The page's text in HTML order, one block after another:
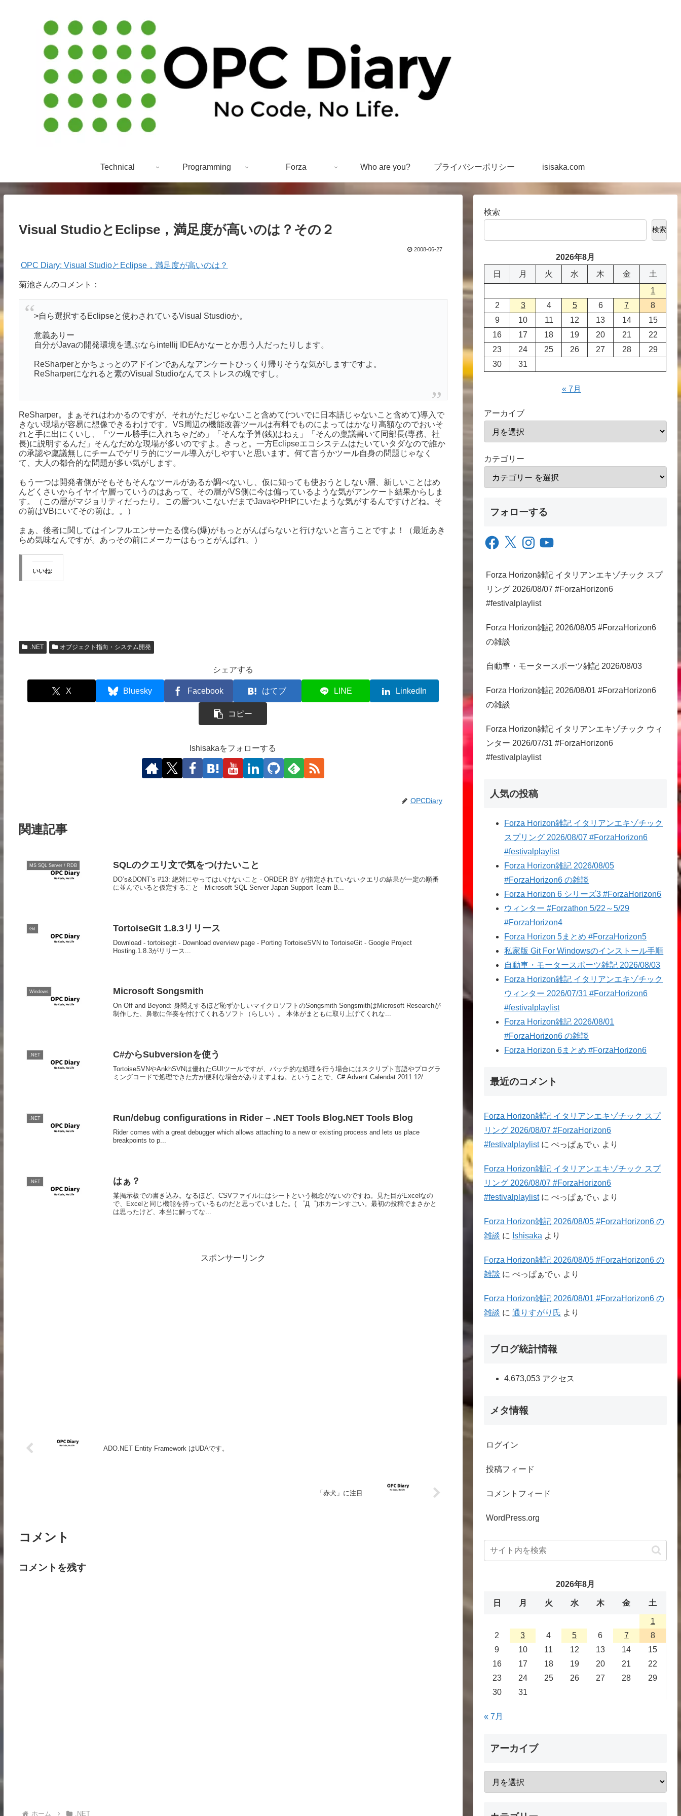
Technical Programming Forza Who are you? プライバシーポリシー isisaka.com
Visual StudioとEclipse，満足度が高いのは？その２
2008-06-27
OPC Diary: Visual StudioとEclipse，満足度が高いのは？
菊池さんのコメント：
>自ら選択するEclipseと使わされているVisual Stusdioか。
意義ありー
自分がJavaの開発環境を選ぶならintellij IDEAかなーとか思う人だったりします。
ReSharperとかちょっとのアドインであんなアンケートひっくり帰りそうな気がしますですよ。
ReSharperになれると素のVisual Studioなんてストレスの塊ですし。
ReSharper。まぁそれはわかるのですが、それがただじゃないこと含めて(ついでに日本語じゃないこと含めて)導入で
きない現場が容易に想像できるわけです。VS周辺の機能改善ツールは有料でものによってはかなり高額なのでおいそ
れと手に出にくいし、「ツール勝手に入れちゃだめ」「そんな予算(銭)はねぇ」「そんの稟議書いて同部長(専務、社
長)に説明するんだ」そんなだめな現場が多いのですよ。きっと。一方Eclipseエコシステムはたいていタダなので誰か
の承認や稟議無しにチームでゲリラ的にツール導入がしやすいと思います。何て言うかツール自身の問題じゃなく
て、大人の都合的な問題が多い気がします。
もう一つは開発者側がそもそもそんなツールがあるか調べないし、仮に知っても使おうとしない層、新しいことはめ
んどくさいからイヤイヤ層っていうのはあって、その層がVS側に今は偏っているような気がアンケート結果からしま
す。（この層がマジョリティだったり。この層ついこないだまでJavaやPHPにいたような気がするんですけどね。そ
の前はVBにいてその前は。。）
まぁ、後者に関してはインフルエンサーたる僕ら(爆)がもっとがんばらないと行けないと言うことですよ！（最近あき
らめ気味なんですが。あっその前にメーカーはもっとがんばれ。）
いいね:
.NET オブジェクト指向・システム開発
シェアする
X Bluesky Facebook はてブ LINE LinkedIn
コピー
Ishisakaをフォローする
OPCDiary
関連記事
MS SQL Server / RDB SQLのクエリ文で気をつけたいこと
DO’s&DONT’s #13: 絶対にやってはいけないこと - ORDER BY が指定されていないクエリの結果が一定の順番
に並んでいると仮定すること - Microsoft SQL Server Japan Support Team B...
Git TortoiseGit 1.8.3リリース
Download - tortoisegit - Download overview page - Porting TortoiseSVN to TortoiseGit - Google Project
Hosting.1.8.3がリリース...
Windows Microsoft Songsmith
On Off and Beyond: 身悶えするほど恥ずかしいマイクロソフトのSongsmith SongsmithはMicrosoft Researchが
制作した、鼻歌に伴奏を付けてくれるソフト（らしい）。 本体がまともに取り上げてくれな...
.NET C#からSubversionを使う
TortoiseSVNやAnkhSVNは優れたGUIツールですが、バッチ的な処理を行う場合にはスクリプト言語やプログラ
ミングコードで処理できた方が便利な場合がありますよね。ということで、C# Advent Calendat 2011 12/...
.NET Run/debug configurations in Rider – .NET Tools Blog.NET Tools Blog
Rider comes with a great debugger which allows attaching to a new or existing process and lets us place
breakpoints to p...
.NET はぁ？
某掲示板での書き込み。なるほど、CSVファイルにはシートという概念がないのですね。見た目がExcelなの
で、Excelと同じ機能を持っているものだと思っていました。( ゜Д゜)ポカーンすごい。最初の投稿でまさかと
は思ったけど、本当に解ってな...
スポンサーリンク
ADO.NET Entity Framework はUDAです。
「赤犬」に注目
コメント
コメントを残す
ホーム .NET
検索
検索
2026年8月
日
月 火 水 木 金
土
1
2
3 4 5 6 7
8
9
10 11 12 13 14
15
16
17 18 19 20 21
22
23
24 25 26 27 28
29
30
31
« 7月
アーカイブ
カテゴリー
フォローする
Facebook
X InstagramYouTube
Forza Horizon雑記 イタリアンエキゾチック スプ
リング 2026/08/07 #ForzaHorizon6
#festivalplaylist
Forza Horizon雑記 2026/08/05 #ForzaHorizon6
の雑談
自動車・モータースポーツ雑記 2026/08/03
Forza Horizon雑記 2026/08/01 #ForzaHorizon6
の雑談
Forza Horizon雑記 イタリアンエキゾチック ウィ
ンター 2026/07/31 #ForzaHorizon6
#festivalplaylist
人気の投稿
Forza Horizon雑記 イタリアンエキゾチック
スプリング 2026/08/07 #ForzaHorizon6
#festivalplaylist
Forza Horizon雑記 2026/08/05
#ForzaHorizon6 の雑談
Forza Horizon 6 シリーズ3 #ForzaHorizon6
ウィンター #Forzathon 5/22～5/29
#ForzaHorizon4
Forza Horizon 5まとめ #ForzaHorizon5
私家版 Git For Windowsのインストール手順
自動車・モータースポーツ雑記 2026/08/03
Forza Horizon雑記 イタリアンエキゾチック
ウィンター 2026/07/31 #ForzaHorizon6
#festivalplaylist
Forza Horizon雑記 2026/08/01
#ForzaHorizon6 の雑談
Forza Horizon 6まとめ #ForzaHorizon6
最近のコメント
Forza Horizon雑記 イタリアンエキゾチック スプ
リング 2026/08/07 #ForzaHorizon6
#festivalplaylistにぺっぱぁでぃ より
Forza Horizon雑記 イタリアンエキゾチック スプ
リング 2026/08/07 #ForzaHorizon6
#festivalplaylistにぺっぱぁでぃ より
Forza Horizon雑記 2026/08/05 #ForzaHorizon6 の
雑談 に Ishisaka より
Forza Horizon雑記 2026/08/05 #ForzaHorizon6 の
雑談 にぺっぱぁでぃ より
Forza Horizon雑記 2026/08/01 #ForzaHorizon6 の
雑談 に通りすがり氏 より
ブログ統計情報
4,673,053 アクセス
メタ情報
ログイン
投稿フィード
コメントフィード
WordPress.org
2026年8月
日 月 火 水 木 金 土
1
2
3 4 5 6 7
8
9
10 11 12 13 14
15
16
17 18 19 20 21
22
23
24 25 26 27 28
29
30
31
« 7月
アーカイブ